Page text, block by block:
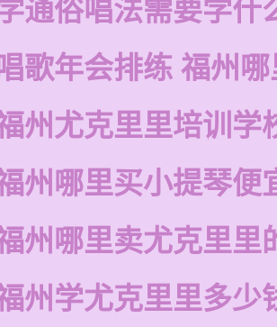
通俗唱法需要学什
歌年会排练 福州
州尤克里里培训学
州哪里买小提琴便
州哪里卖尤克里里
州学尤克里里多少